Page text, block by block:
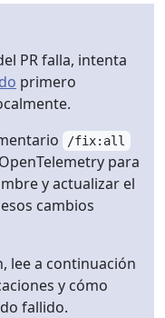
PR falla, intenta
primero
/fix:all
para
y actualizar el
cambios
lee a continuación
y cómo
fallido.